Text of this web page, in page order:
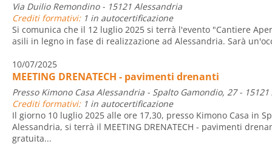
Via Duilio Remondino - 15121 Alessandria
Crediti formativi:1 in autocertificazione
Si comunica che il 12 luglio 2025 si terrà l'evento "Cantiere
asili in legno in fase di realizzazione ad Alessandria. Sarà
10/07/2025
MEETING DRENATECH - pavimenti drenanti
Presso Kimono Casa Alessandria - Spalto Gamondio, 27 -
Crediti formativi:1 in autocertificazione
Il giorno 10 luglio 2025 alle ore 17,30, presso Kimono Casa in
Alessandria, si terrà il MEETING DRENATECH - pavimenti
gratuita...